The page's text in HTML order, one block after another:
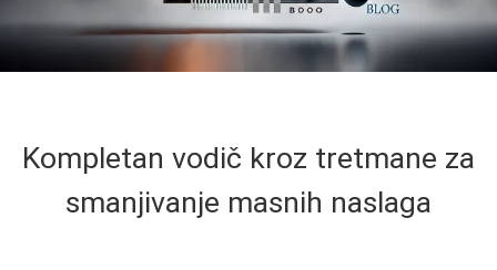
Kompletan vodič kroz tretmane za
smanjivanje masnih naslaga